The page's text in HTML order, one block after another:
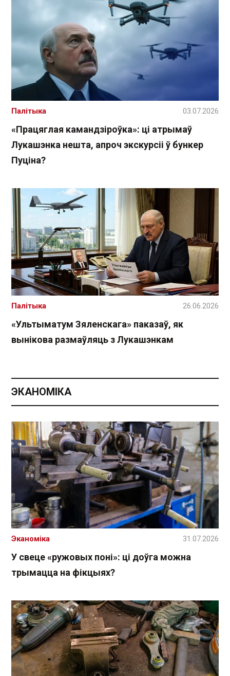
«Працяглая камандзіроўка»: ці атрымаў
Лукашэнка нешта, апроч экскурсіі ў бункер
Пуціна?
Палітыка 03.07.2026
«Ультыматум Зяленскага» паказаў, як
вынікова размаўляць з Лукашэнкам
Палітыка 26.06.2026
ЭКАНОМІКА
У свеце «ружовых поні»: ці доўга можна
трымацца на фікцыях?
Эканоміка 31.07.2026